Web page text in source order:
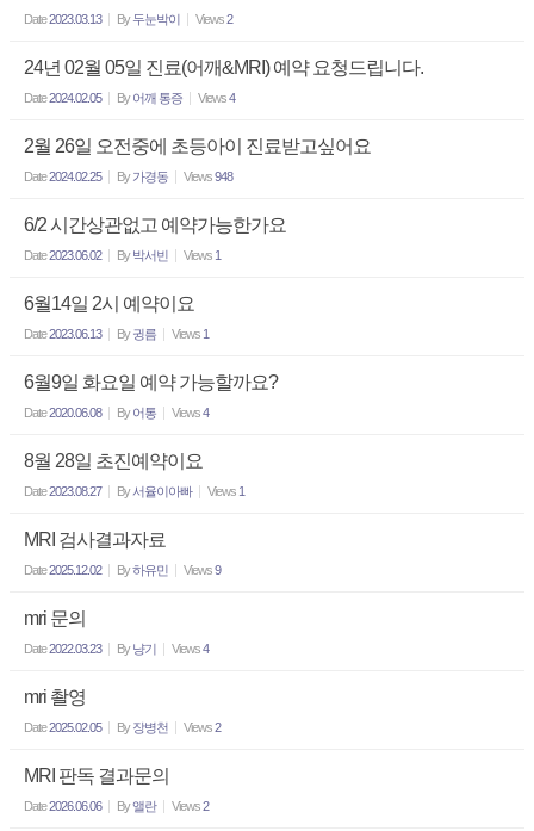
Date2023.03.13 By 두눈박이 Views2
24년 02월 05일 진료(어깨&MRI) 예약 요청드립니다.
Date2024.02.05 By 어깨 통증 Views4
2월 26일 오전중에 초등아이 진료받고싶어요
Date2024.02.25 By 가경동 Views948
6/2 시간상관없고 예약가능한가요
Date2023.06.02 By 박서빈 Views 1
6월14일 2시 예약이요
Date2023.06.13 By 귕름 Views 1
6월9일 화요일 예약 가능할까요?
Date2020.06.08 By 어통 Views4
8월 28일 초진예약이요
Date2023.08.27 By 서율이아빠 Views 1
MRI 검사결과자료
Date2025.12.02 By하유민 Views9
mri 문의
Date2022.03.23 By 냥기 Views4
mri 촬영
Date2025.02.05 By 장병천 Views2
MRI 판독 결과문의
Date2026.06.06 By앨란 Views2